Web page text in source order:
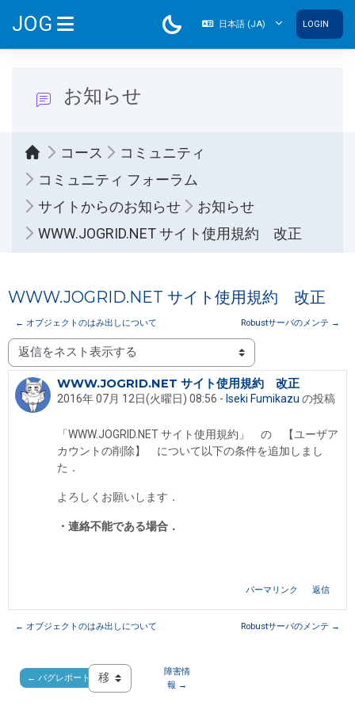
JOG 日本語 ‎(JA)‎ LOGIN
お知らせ
コース
コミュニティ
コミュニティ フォーラム
サイトからのお知らせ
お知らせ
WWW.JOGRID.NET サイト使用規約 改正
WWW.JOGRID.NET サイト使用規約 改正
← オブジェクトのはみ出しについて Robustサーバのメンテ →
表示モード
WWW.JOGRID.NET サイト使用規約 改正
2016年 07月 12日(火曜日) 08:56 - Iseki Fumikazu の投稿
返信数: 0
「WWW.JOGRID.NET サイト使用規約」 の 【ユーザア
カウントの削除】 について以下の条件を追加しまし
た．
よろしくお願いします．
・連絡不能である場合．
パーマリンク 返信
← オブジェクトのはみ出しについて Robustサーバのメンテ →
← バグレポート
移動 ...
障害情
報 →